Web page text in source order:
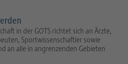
in der GOTS richtet sich an Ärzte,
Sportwissenschaftler sowie
an alle in angrenzenden Gebieten